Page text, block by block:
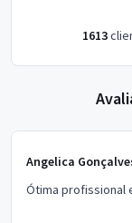
1613
Angelica
Ótima profissional